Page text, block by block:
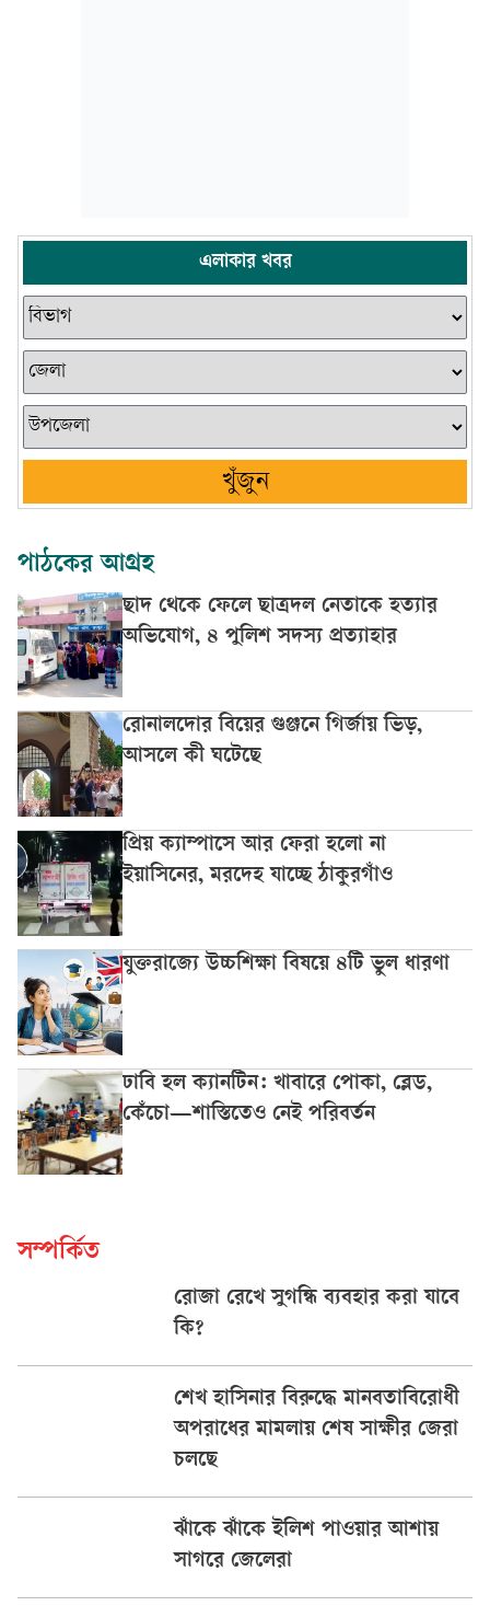
এলাকার খবর
খুঁজুন
পাঠকের আগ্রহ
ছাদ থেকে ফেলে ছাত্রদল নেতাকে হত্যার
অভিযোগ, ৪ পুলিশ সদস্য প্রত্যাহার
রোনালদোর বিয়ের গুঞ্জনে গির্জায় ভিড়,
আসলে কী ঘটেছে
প্রিয় ক্যাম্পাসে আর ফেরা হলো না
ইয়াসিনের, মরদেহ যাচ্ছে ঠাকুরগাঁও
যুক্তরাজ্যে উচ্চশিক্ষা বিষয়ে ৪টি ভুল ধারণা
ঢাবি হল ক্যানটিন: খাবারে পোকা, ব্লেড,
কেঁচো—শাস্তিতেও নেই পরিবর্তন
সম্পর্কিত
রোজা রেখে সুগন্ধি ব্যবহার করা যাবে
কি?
শেখ হাসিনার বিরুদ্ধে মানবতাবিরোধী
অপরাধের মামলায় শেষ সাক্ষীর জেরা
চলছে
ঝাঁকে ঝাঁকে ইলিশ পাওয়ার আশায়
সাগরে জেলেরা